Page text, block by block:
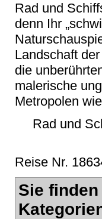
Rad und
denn Ihr
Landschaft
die
malerische
Metropolen
Rad und
Reise Nr.
Sie